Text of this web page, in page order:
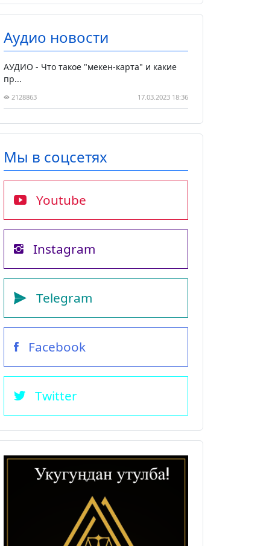
Аудио новости
АУДИО - Что такое "мекен-карта" и какие
пр...
2128863 17.03.2023 18:36
Мы в соцсетях
Youtube
Instagram
Telegram
Facebook
Twitter